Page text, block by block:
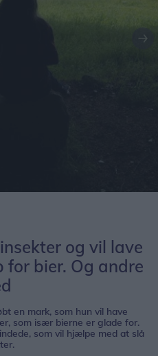
og vil lave
bier. Og andre
en mark, som hun vil have
som især bierne er glade for.
som vil hjælpe med at slå